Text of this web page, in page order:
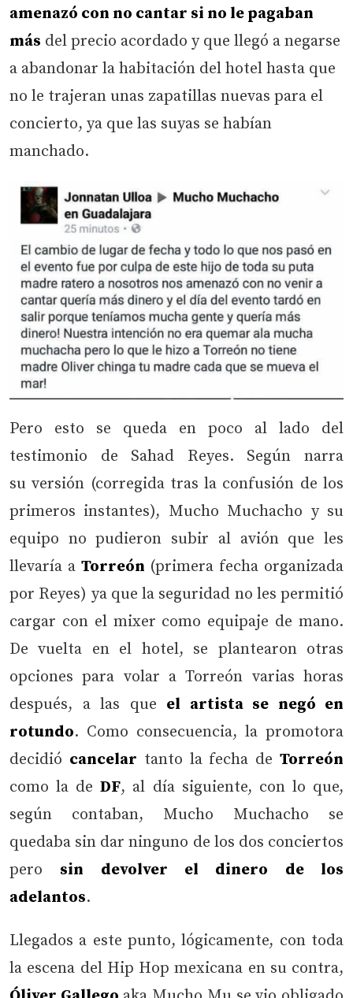
amenazó con no cantar si no le pagaban
más del precio acordado y que llegó a negarse
a abandonar la habitación del hotel hasta que
no le trajeran unas zapatillas nuevas para el
concierto, ya que las suyas se habían
manchado.
Pero esto se queda en poco al lado del
testimonio de Sahad Reyes. Según narra
su versión (corregida tras la confusión de los
primeros instantes), Mucho Muchacho y su
equipo no pudieron subir al avión que les
llevaría a Torreón (primera fecha organizada
por Reyes) ya que la seguridad no les permitió
cargar con el mixer como equipaje de mano.
De vuelta en el hotel, se plantearon otras
opciones para volar a Torreón varias horas
después, a las que el artista se negó en
rotundo. Como consecuencia, la promotora
decidió cancelar tanto la fecha deTorreón
como la deDF, al día siguiente, con lo que,
según contaban, Mucho Muchacho se
quedaba sin dar ninguno de los dos conciertos
pero sin devolver el dinero de los
adelantos.
Llegados a este punto, lógicamente, con toda
la escena del Hip Hop mexicana en su contra,